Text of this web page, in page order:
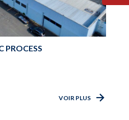
PROCESS
VOIR PLUS